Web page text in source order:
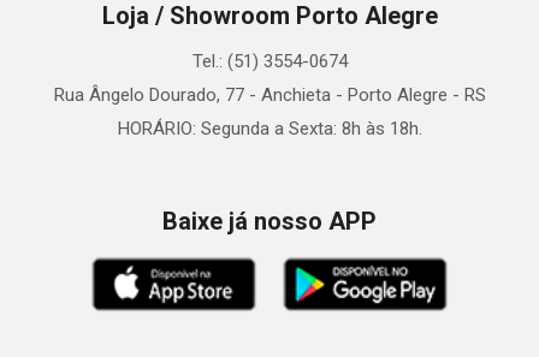
Loja / Showroom Porto Alegre
Tel.: (51) 3554-0674
Rua Ângelo Dourado, 77 - Anchieta - Porto Alegre - RS
HORÁRIO: Segunda a Sexta: 8h às 18h.
Baixe já nosso APP